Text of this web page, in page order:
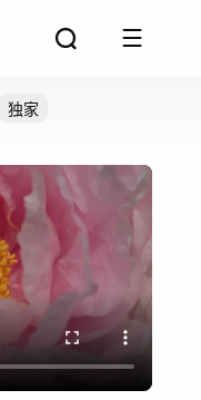
独家